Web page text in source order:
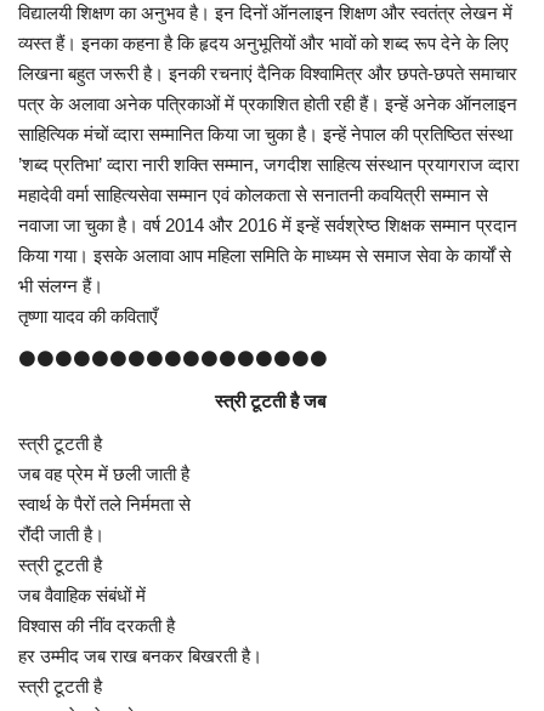
विद्यालयी शिक्षण का अनुभव है। इन दिनों ऑनलाइन शिक्षण और स्वतंत्र लेखन में
व्यस्त हैं। इनका कहना है कि हृदय अनुभूतियों और भावों को शब्द रूप देने के लिए
लिखना बहुत जरूरी है। इनकी रचनाएं दैनिक विश्वामित्र और छपते-छपते समाचार
पत्र के अलावा अनेक पत्रिकाओं में प्रकाशित होती रही हैं। इन्हें अनेक ऑनलाइन
साहित्यिक मंचों व्दारा सम्मानित किया जा चुका है। इन्हें नेपाल की प्रतिष्ठित संस्था
’शब्द प्रतिभा’ व्दारा नारी शक्ति सम्मान, जगदीश साहित्य संस्थान प्रयागराज व्दारा
महादेवी वर्मा साहित्यसेवा सम्मान एवं कोलकता से सनातनी कवयित्री सम्मान से
नवाजा जा चुका है। वर्ष 2014 और 2016 में इन्हें सर्वश्रेष्ठ शिक्षक सम्मान प्रदान
किया गया। इसके अलावा आप महिला समिति के माध्यम से समाज सेवा के कार्यों से
भी संलग्न हैं।
तृष्णा यादव की कविताएँ
⚫⚫⚫⚫⚫⚫⚫⚫⚫⚫⚫⚫⚫⚫⚫⚫⚫
स्त्री टूटती है जब
स्त्री टूटती है
जब वह प्रेम में छली जाती है
स्वार्थ के पैरों तले निर्ममता से
रौंदी जाती है।
स्त्री टूटती है
जब वैवाहिक संबंधों में
विश्वास की नींव दरकती है
हर उम्मीद जब राख बनकर बिखरती है।
स्त्री टूटती है